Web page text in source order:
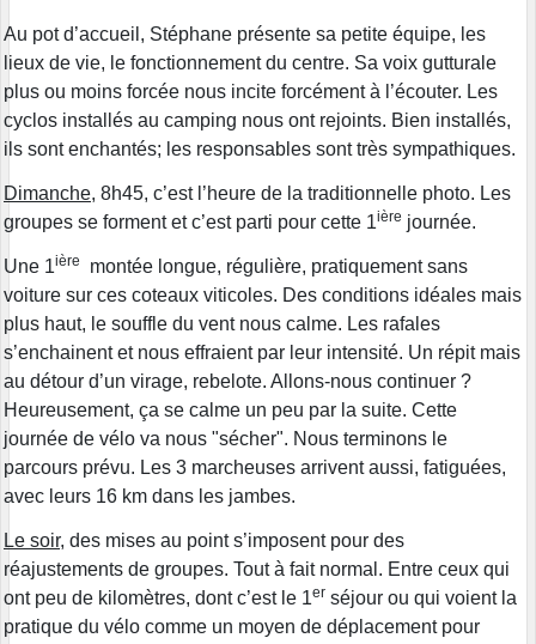
Au pot d’accueil, Stéphane présente sa petite équipe, les
lieux de vie, le fonctionnement du centre. Sa voix gutturale
plus ou moins forcée nous incite forcément à l’écouter. Les
cyclos installés au camping nous ont rejoints. Bien installés,
ils sont enchantés; les responsables sont très sympathiques.
Dimanche, 8h45, c’est l’heure de la traditionnelle photo. Les
groupes se forment et c’est parti pour cette 1ière journée.
Une 1ière
montée longue, régulière, pratiquement sans
voiture sur ces coteaux viticoles. Des conditions idéales mais
plus haut, le souffle du vent nous calme. Les rafales
s’enchainent et nous effraient par leur intensité. Un répit mais
au détour d’un virage, rebelote. Allons-nous continuer ?
Heureusement, ça se calme un peu par la suite. Cette
journée de vélo va nous "sécher". Nous terminons le
parcours prévu. Les 3 marcheuses arrivent aussi, fatiguées,
avec leurs 16 km dans les jambes.
Le soir, des mises au point s’imposent pour des
réajustements de groupes. Tout à fait normal. Entre ceux qui
ont peu de kilomètres, dont c’est le 1er séjour ou qui voient la
pratique du vélo comme un moyen de déplacement pour